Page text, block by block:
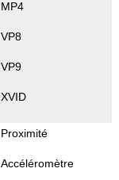
MP4
VP8
VP9
XVID
Proximité
Accéléromètre